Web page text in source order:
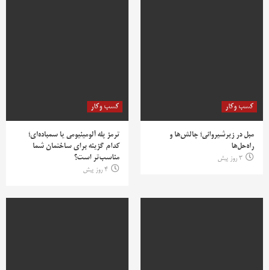
کسب وکار
مبل در زیرشیروانی؛ چالش‌ها و
راه‌حل‌ها
3 روز پیش
کسب وکار
ترمز پله آلومینیومی یا سمباده‌ای؛
کدام گزینه برای ساختمان شما
مناسب‌تر است؟
4 روز پیش